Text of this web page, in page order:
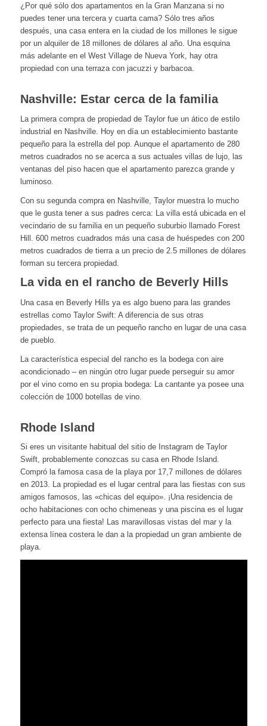
¿Por qué sólo dos apartamentos en la Gran Manzana si no
puedes tener una tercera y cuarta cama? Sólo tres años
después, una casa entera en la ciudad de los millones le sigue
por un alquiler de 18 millones de dólares al año. Una esquina
más adelante en el West Village de Nueva York, hay otra
propiedad con una terraza con jacuzzi y barbacoa.
Nashville: Estar cerca de la familia
La primera compra de propiedad de Taylor fue un ático de estilo
industrial en Nashville. Hoy en día un establecimiento bastante
pequeño para la estrella del pop. Aunque el apartamento de 280
metros cuadrados no se acerca a sus actuales villas de lujo, las
ventanas del piso hacen que el apartamento parezca grande y
luminoso.
Con su segunda compra en Nashville, Taylor muestra lo mucho
que le gusta tener a sus padres cerca: La villa está ubicada en el
vecindario de su familia en un pequeño suburbio llamado Forest
Hill. 600 metros cuadrados más una casa de huéspedes con 200
metros cuadrados de tierra a un precio de 2.5 millones de dólares
forman su tercera propiedad.
La vida en el rancho de Beverly Hills
Una casa en Beverly Hills ya es algo bueno para las grandes
estrellas como Taylor Swift: A diferencia de sus otras
propiedades, se trata de un pequeño rancho en lugar de una casa
de pueblo.
La característica especial del rancho es la bodega con aire
acondicionado – en ningún otro lugar puede perseguir su amor
por el vino como en su propia bodega: La cantante ya posee una
colección de 1000 botellas de vino.
Rhode Island
Si eres un visitante habitual del sitio de Instagram de Taylor
Swift, probablemente conozcas su casa en Rhode Island.
Compró la famosa casa de la playa por 17,7 millones de dólares
en 2013. La propiedad es el lugar central para las fiestas con sus
amigos famosos, las «chicas del equipo». ¡Una residencia de
ocho habitaciones con ocho chimeneas y una piscina es el lugar
perfecto para una fiesta! Las maravillosas vistas del mar y la
extensa línea costera le dan a la propiedad un gran ambiente de
playa.